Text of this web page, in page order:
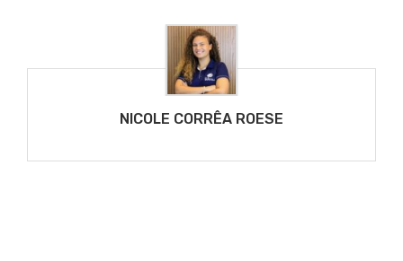
NICOLE CORRÊA ROESE